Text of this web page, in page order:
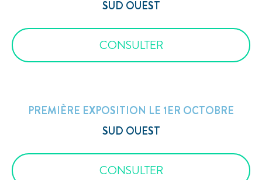
SUD OUEST
CONSULTER
PREMIÈRE EXPOSITION LE 1ER OCTOBRE
SUD OUEST
CONSULTER